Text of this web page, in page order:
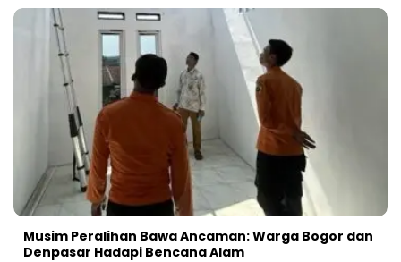
Musim Peralihan Bawa Ancaman: Warga Bogor dan
Denpasar Hadapi Bencana Alam